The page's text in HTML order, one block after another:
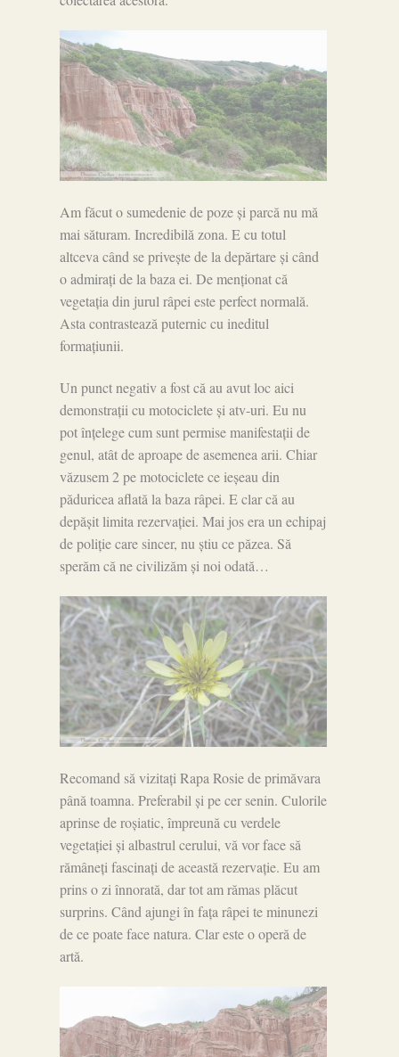
Am făcut o sumedenie de poze și parcă nu mă
mai săturam. Incredibilă zona. E cu totul
altceva când se privește de la depărtare și când
o admirați de la baza ei. De menționat că
vegetația din jurul râpei este perfect normală.
Asta contrastează puternic cu ineditul
formațiunii.
Un punct negativ a fost că au avut loc aici
demonstrații cu motociclete și atv-uri. Eu nu
pot înțelege cum sunt permise manifestații de
genul, atât de aproape de asemenea arii. Chiar
văzusem 2 pe motociclete ce ieșeau din
păduricea aflată la baza râpei. E clar că au
depășit limita rezervației. Mai jos era un echipaj
de poliție care sincer, nu știu ce păzea. Să
sperăm că ne civilizăm și noi odată…
Recomand să vizitați Rapa Rosie de primăvara
până toamna. Preferabil și pe cer senin. Culorile
aprinse de roșiatic, împreună cu verdele
vegetației și albastrul cerului, vă vor face să
rămâneți fascinați de această rezervație. Eu am
prins o zi înnorată, dar tot am rămas plăcut
surprins. Când ajungi în fața râpei te minunezi
de ce poate face natura. Clar este o operă de
artă.